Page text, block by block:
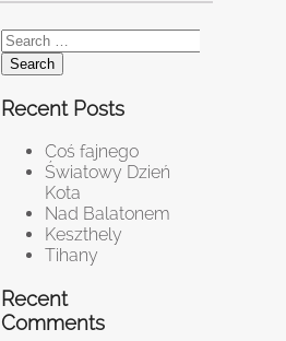
Search
for:
Recent Posts
Coś fajnego
Światowy Dzień
Kota
Nad Balatonem
Keszthely
Tihany
Recent
Comments